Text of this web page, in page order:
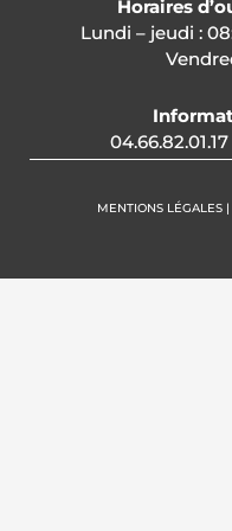
Horaires
Lundi – jeudi :
MENTIONS LÉGALES